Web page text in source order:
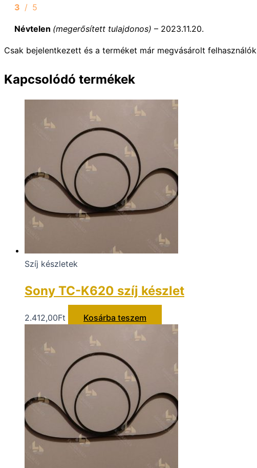
3 / 5
Névtelen (megerősített tulajdonos) – 2023.11.20.
Csak bejelentkezett és a terméket már megvásárolt
Kapcsolódó termékek
Szíj készletek
Sony TC-K620 szíj készlet
2.412,00Ft Kosárba teszem